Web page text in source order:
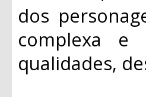
dos
complexa e
qualidades,